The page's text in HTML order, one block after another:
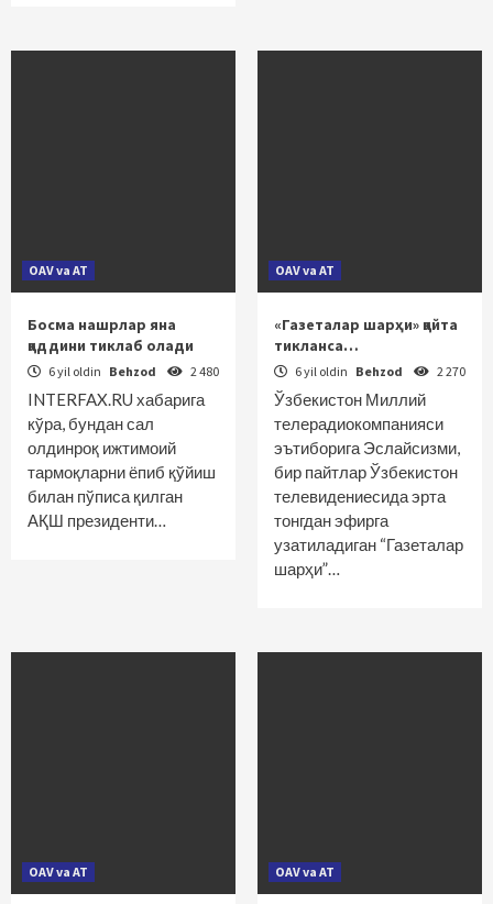
OAV va AT
Босма нашрлар яна
қаддини тиклаб олади
6 yil oldin Behzod 2 480
INTERFAX.RU хабарига
кўра, бундан сал
олдинроқ ижтимоий
тармоқларни ёпиб қўйиш
билан пўписа қилган
АҚШ президенти…
OAV va AT
«Газеталар шарҳи» қайта
тикланса…
6 yil oldin Behzod 2 270
Ўзбекистон Миллий
телерадиокомпанияси
эътиборига Эслайсизми,
бир пайтлар Ўзбекистон
телевидениесида эрта
тонгдан эфирга
узатиладиган “Газеталар
шарҳи”…
OAV va AT OAV va AT